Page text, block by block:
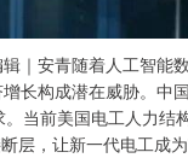
｜安青随着人工智能
长构成潜在威胁。中
当前美国电工人力结
层，让新一代电工成